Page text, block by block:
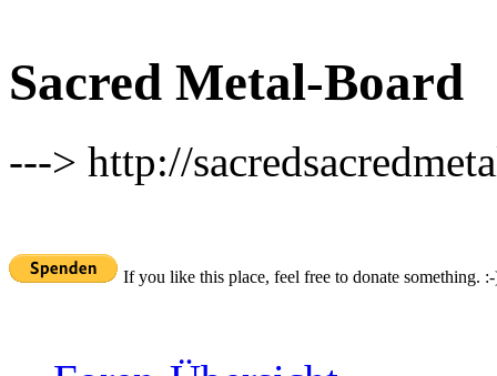
Sacred Metal-Board
---> http://
If you like this place, feel free to donate something.